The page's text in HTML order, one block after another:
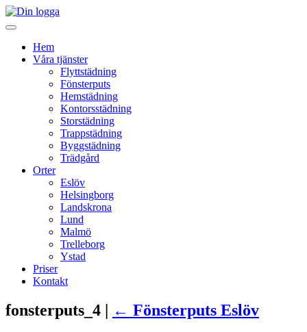
Hem
Våra tjänster
Flyttstädning
Fönsterputs
Hemstädning
Kontorsstädning
Storstädning
Trappstädning
Byggstädning
Trädgård
Orter
Eslöv
Helsingborg
Landskrona
Lund
Malmö
Trelleborg
Ystad
Priser
Kontakt
fonsterputs_4 | ← Fönsterputs Eslöv